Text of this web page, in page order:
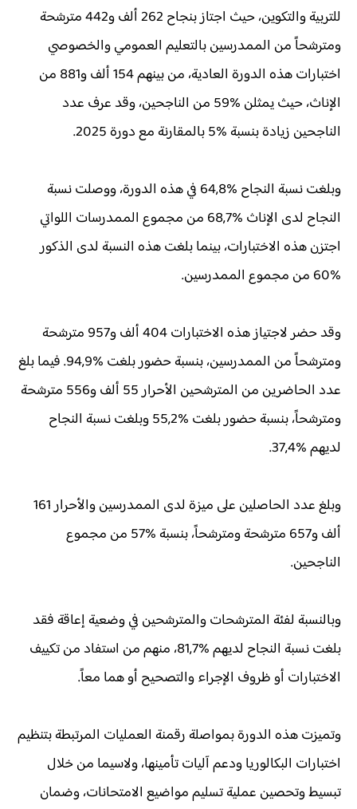
للتربية والتكوين، حيث اجتاز بنجاح 262 ألف و442 مترشحة
ومترشحاً من الممدرسين بالتعليم العمومي والخصوصي
اختبارات هذه الدورة العادية، من بينهم 154 ألف و881 من
الإناث، حيث يمثلن %59 من الناجحين، وقد عرف عدد
الناجحين زيادة بنسبة %5 بالمقارنة مع دورة 2025.
وبلغت نسبة النجاح %64,8 في هذه الدورة، ووصلت نسبة
النجاح لدى الإناث %68,7 من مجموع الممدرسات اللواتي
اجتزن هذه الاختبارات، بينما بلغت هذه النسبة لدى الذكور
%60 من مجموع الممدرسين.
وقد حضر لاجتياز هذه الاختبارات 404 ألف و957 مترشحة
ومترشحاً من الممدرسين، بنسبة حضور بلغت %94,9. فيما بلغ
عدد الحاضرين من المترشحين الأحرار 55 ألف و556 مترشحة
ومترشحاً، بنسبة حضور بلغت %55,2 وبلغت نسبة النجاح
لديهم %37,4.
وبلغ عدد الحاصلين على ميزة لدى الممدرسين والأحرار 161
ألف و657 مترشحة ومترشحاً، بنسبة %57 من مجموع
الناجحين.
وبالنسبة لفئة المترشحات والمترشحين في وضعية إعاقة فقد
بلغت نسبة النجاح لديهم %81,7، منهم من استفاد من تكييف
الاختبارات أو ظروف الإجراء والتصحيح أو هما معاً.
وتميزت هذه الدورة بمواصلة رقمنة العمليات المرتبطة بتنظيم
اختبارات البكالوريا ودعم آليات تأمينها، ولاسيما من خلال
تبسيط وتحصين عملية تسليم مواضيع الامتحانات، وضمان